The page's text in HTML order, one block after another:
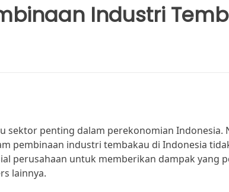
Industri
sektor penting dalam perekonomian Indonesia.
pembinaan industri tembakau di Indonesia
perusahaan untuk memberikan dampak yang
lainnya.